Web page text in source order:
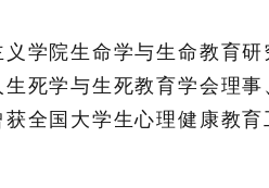
学院生命学与生命教育
死学与生死教育学会理
全国大学生心理健康教